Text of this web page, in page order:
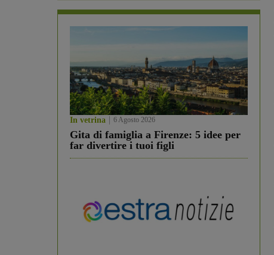
In vetrina 6 Agosto 2026
Gita di famiglia a Firenze: 5 idee per
far divertire i tuoi figli